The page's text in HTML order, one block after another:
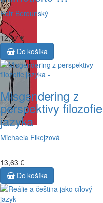
Petr Berounský
12,17 €
Do košíka
Misgendering z
perspektivy filozofie
jazyka
Michaela Fikejzová
13,63 €
Do košíka